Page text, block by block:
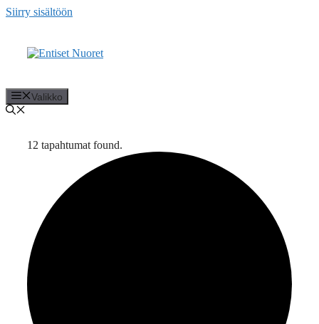
Siirry sisältöön
Valikko
12 tapahtumat found.